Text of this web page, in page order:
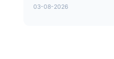
03-08-2026